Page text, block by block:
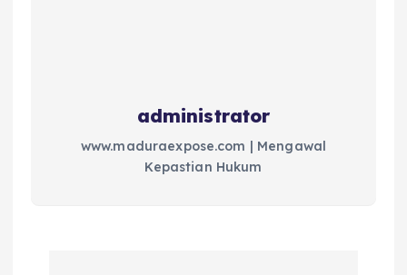
administrator
www.maduraexpose.com | Mengawal
Kepastian Hukum